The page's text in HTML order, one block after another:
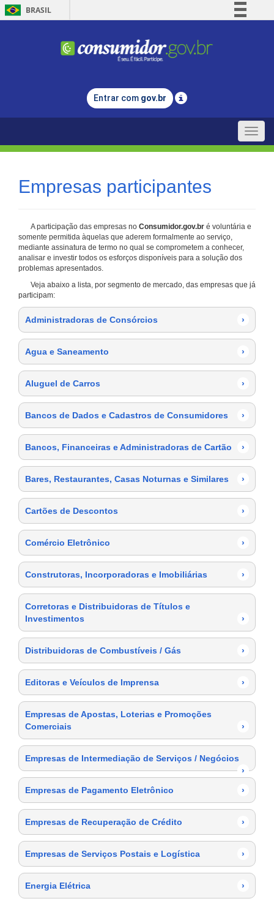
BRASIL
Comunica BR
Legislação
Entrar com gov.br
Toggle
Empresas participantes
A participação das empresas no Consumidor.gov.br é voluntária e
somente permitida àquelas que aderem formalmente ao serviço,
mediante assinatura de termo no qual se comprometem a conhecer,
analisar e investir todos os esforços disponíveis para a solução dos
problemas apresentados.
Veja abaixo a lista, por segmento de mercado, das empresas que já
participam:
Administradoras de Consórcios ›
Agua e Saneamento ›
Aluguel de Carros ›
Bancos de Dados e Cadastros de Consumidores ›
Bancos, Financeiras e Administradoras de Cartão ›
Bares, Restaurantes, Casas Noturnas e Similares ›
Cartões de Descontos ›
Comércio Eletrônico ›
Construtoras, Incorporadoras e Imobiliárias ›
Corretoras e Distribuidoras de Títulos e
Investimentos
›
Distribuidoras de Combustíveis / Gás ›
Editoras e Veículos de Imprensa ›
Empresas de Apostas, Loterias e Promoções
Comerciais
›
Empresas de Intermediação de Serviços / Negócios
›
Empresas de Pagamento Eletrônico
›
Empresas de Recuperação de Crédito ›
Empresas de Serviços Postais e Logística ›
Energia Elétrica ›